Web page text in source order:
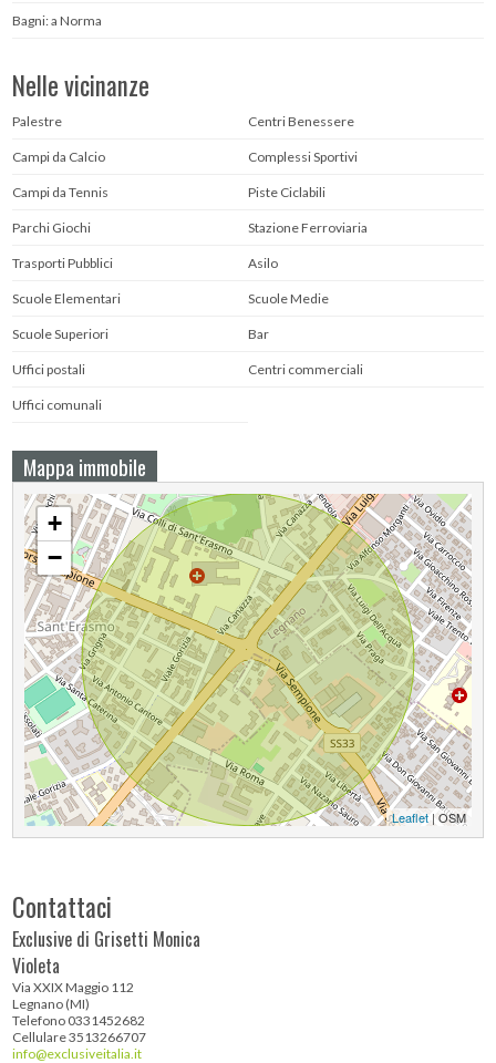
Bagni: a Norma
Nelle vicinanze
Palestre Centri Benessere
Campi da Calcio Complessi Sportivi
Campi da Tennis Piste Ciclabili
Parchi Giochi Stazione Ferroviaria
Trasporti Pubblici Asilo
Scuole Elementari Scuole Medie
Scuole Superiori Bar
Uffici postali Centri commerciali
Uffici comunali
Mappa immobile
+
−
Leaflet| OSM
Contattaci
Exclusive di Grisetti Monica
Violeta
Via XXIX Maggio 112
Legnano (MI)
Telefono 0331452682
Cellulare 3513266707
info@exclusiveitalia.it